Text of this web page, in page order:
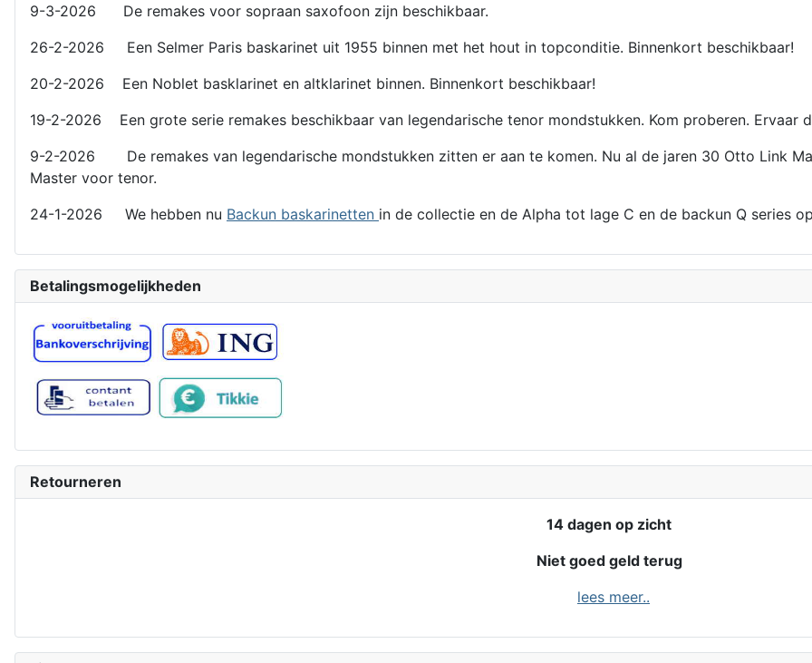
9-3-2026 De remakes voor sopraan saxofoon zijn beschikbaar.
26-2-2026 Een Selmer Paris baskarinet uit 1955 binnen met het hout in topconditie. Binnenkort beschikbaar!
20-2-2026 Een Noblet basklarinet en altklarinet binnen. Binnenkort beschikbaar!
19-2-2026 Een grote serie remakes beschikbaar van legendarische tenor mondstukken. Kom proberen. Ervaar
9-2-2026 De remakes van legendarische mondstukken zitten er aan te komen. Nu al de jaren 30 Otto Link
Master voor tenor.
24-1-2026 We hebben nu Backun baskarinetten in de collectie en de Alpha tot lage C en de backun Q series
Betalingsmogelijkheden
Retourneren
14 dagen op zicht
Niet goed geld terug
lees meer..